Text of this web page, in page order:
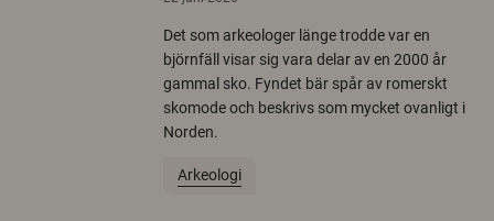
Det som arkeologer länge trodde var en
björnfäll visar sig vara delar av en 2000 år
gammal sko. Fyndet bär spår av romerskt
skomode och beskrivs som mycket ovanligt i
Norden.
Arkeologi